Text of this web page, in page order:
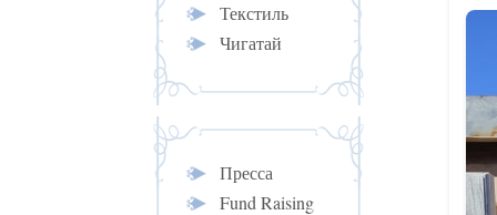
Текстиль
Чигатай
Пресса
Fund Raising